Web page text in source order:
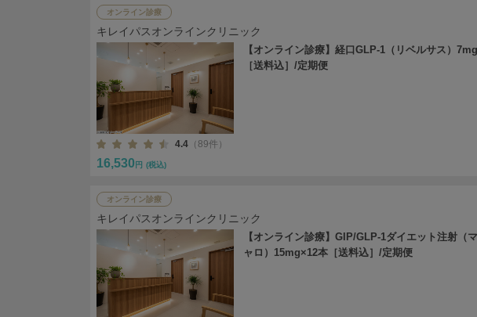
オンライン診療
キレイパスオンラインクリニック
【オンライン診療】経口GLP-1（リベルサス）
［送料込］/定期便
4.4 （89件）
16,530 円 (税込)
オンライン診療
キレイパスオンラインクリニック
【オンライン診療】GIP/GLP-1ダイエット注射（
ャロ）15mg×12本［送料込］/定期便